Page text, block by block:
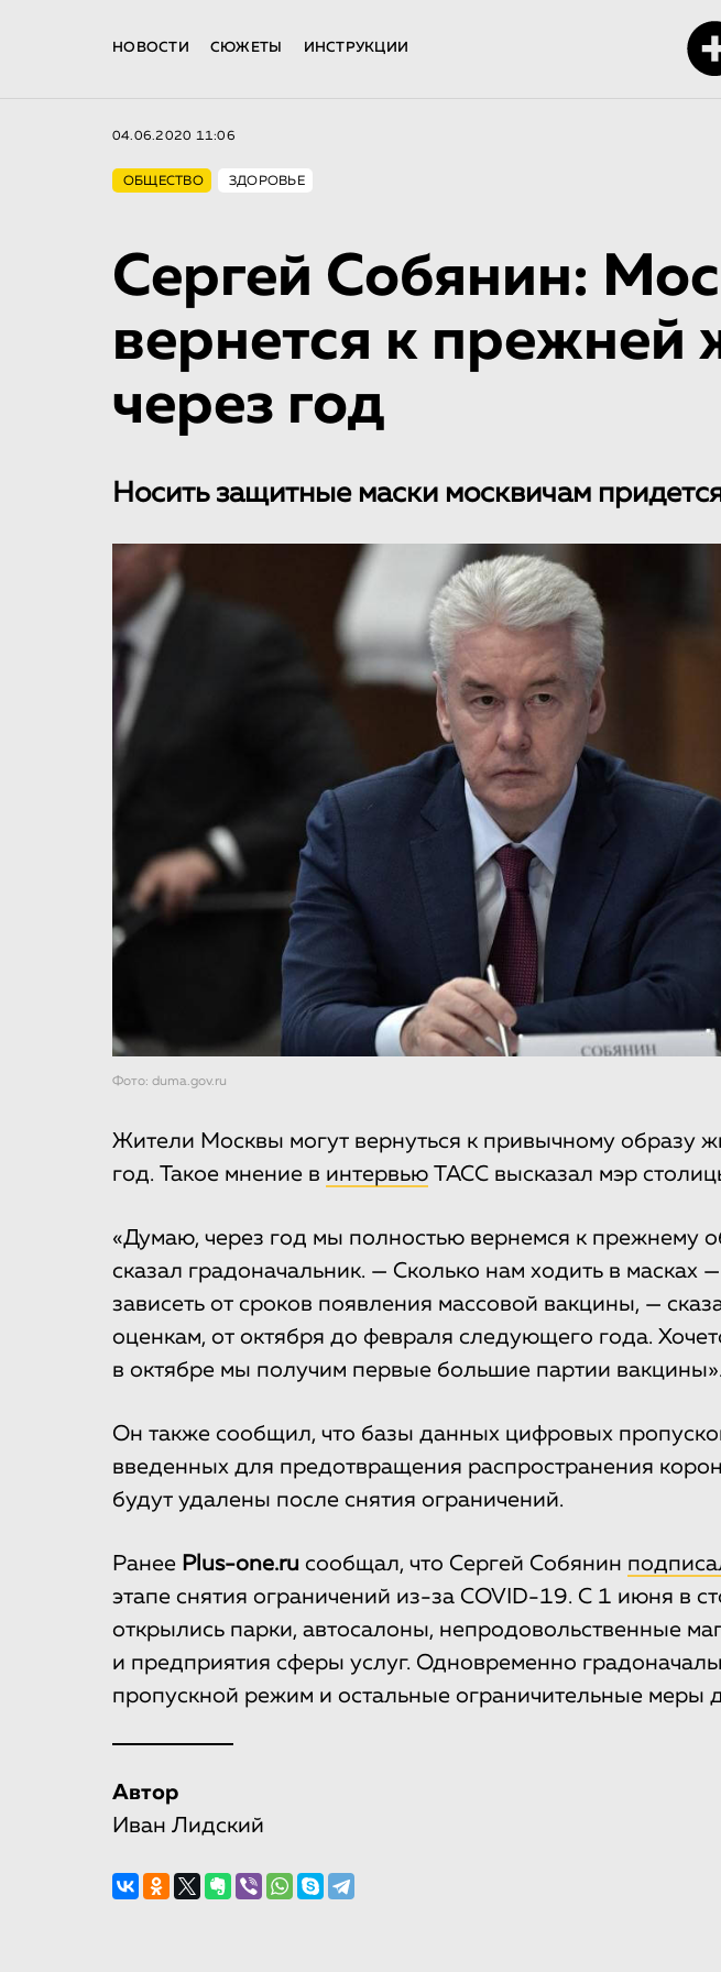
НОВОСТИ СЮЖЕТЫ ИНСТРУКЦИИ
04.06.2020 11:06
ОБЩЕСТВО ЗДОРОВЬЕ
Сергей Собянин:
вернется к прежней
через год
Носить защитные маски москвичам
Фото: duma.gov.ru
Жители Москвы могут вернуться к привычному образу
год. Такое мнение в интервью ТАСС высказал мэр
«Думаю, через год мы полностью вернемся к прежнему
сказал градоначальник. — Сколько нам ходить в масках
зависеть от сроков появления массовой вакцины, —
оценкам, от октября до февраля следующего года.
в октябре мы получим первые большие партии вакцины».
Он также сообщил, что базы данных цифровых
введенных для предотвращения распространения
будут удалены после снятия ограничений.
Ранее Plus-one.ru сообщал, что Сергей Собянин
этапе снятия ограничений из-за COVID-19. С 1 июня в
открылись парки, автосалоны, непродовольственные
и предприятия сферы услуг. Одновременно
пропускной режим и остальные ограничительные меры
Автор
Иван Лидский